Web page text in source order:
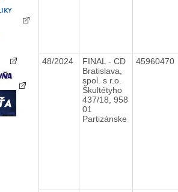
48/2024
FINAL - CD
Bratislava,
spol. s r.o.
Škultétyho
437/18, 958
01
Partizánske
45960470